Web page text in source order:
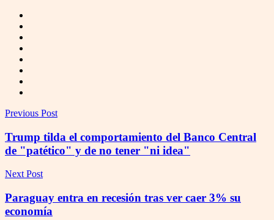
Previous Post
Trump tilda el comportamiento del Banco Central
de "patético" y de no tener "ni idea"
Next Post
Paraguay entra en recesión tras ver caer 3% su
economía